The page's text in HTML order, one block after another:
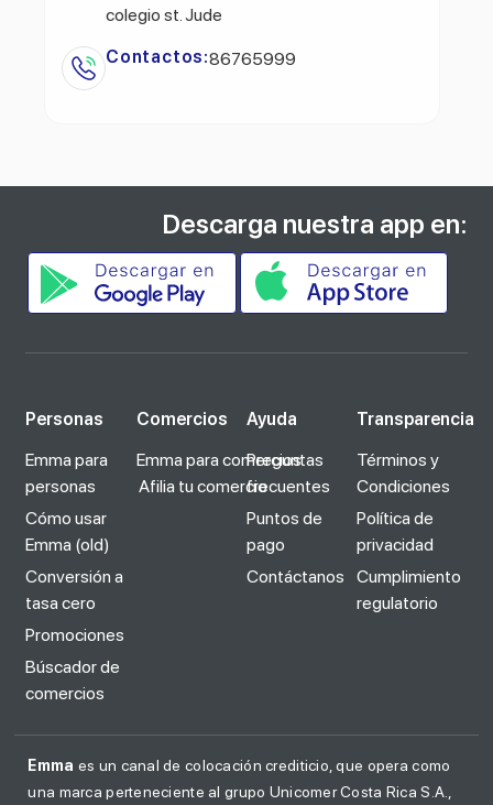
colegio st. Jude
Contactos:86765999
Descarga nuestra app en:
Personas
Emma para
personas
Cómo usar
Emma (old)
Conversión a
tasa cero
Promociones
Búscador de
comercios
Comercios
Emma para comercios
Afilia tu comercio
Ayuda
Preguntas
frecuentes
Puntos de
pago
Contáctanos
Transparencia
Términos y
Condiciones
Política de
privacidad
Cumplimiento
regulatorio
Emma es un canal de colocación crediticio, que opera como
una marca perteneciente al grupo Unicomer Costa Rica S.A.,